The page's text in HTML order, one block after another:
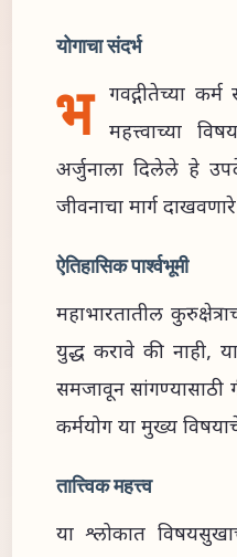
योगाचा संदर्भ
भ
गवद्गीतेच्या
महत्त्वाच्या
अर्जुनाला दिलेले हे
जीवनाचा मार्ग
ऐतिहासिक पार्श्वभूमी
महाभारतातील
युद्ध करावे की नाही,
समजावून सांगण्यासाठी
कर्मयोग या मुख्य
तात्त्विक महत्त्व
या श्लोकात